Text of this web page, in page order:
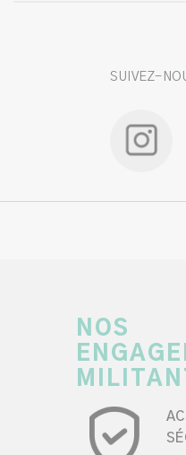
SUIVEZ-
NOS